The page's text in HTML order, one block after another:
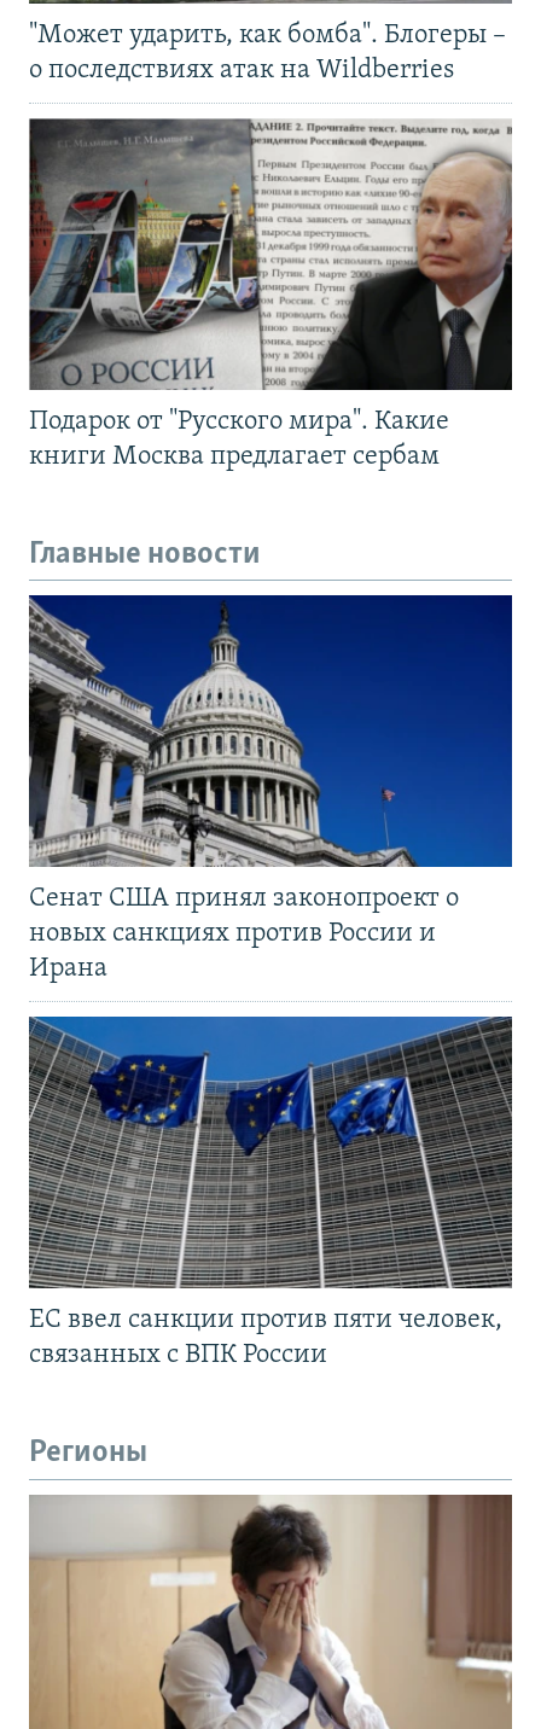
"Может ударить, как бомба". Блогеры –
о последствиях атак на Wildberries
Подарок от "Русского мира". Какие
книги Москва предлагает сербам
Главные новости
Сенат США принял законопроект о
новых санкциях против России и
Ирана
ЕС ввел санкции против пяти человек,
связанных с ВПК России
Регионы